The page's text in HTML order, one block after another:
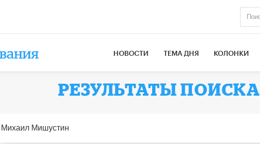
НОВОСТИ ТЕМА ДНЯ КОЛОНКИ
РЕЗУЛЬТАТЫ ПОИСКА